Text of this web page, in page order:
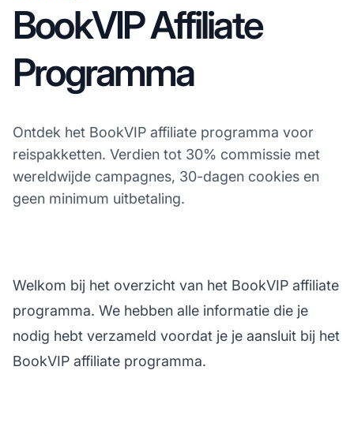
BookVIP Affiliate
Programma
Ontdek het BookVIP affiliate programma voor
reispakketten. Verdien tot 30% commissie met
wereldwijde campagnes, 30-dagen cookies en
geen minimum uitbetaling.
Welkom bij het overzicht van het BookVIP affiliate
programma. We hebben alle informatie die je
nodig hebt verzameld voordat je je aansluit bij het
BookVIP affiliate programma.